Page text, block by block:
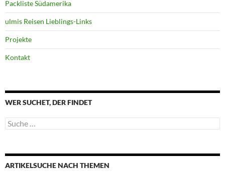
Packliste Südamerika
ulmis Reisen Lieblings-Links
Projekte
Kontakt
WER SUCHET, DER FINDET
Suche
nach:
ARTIKELSUCHE NACH THEMEN